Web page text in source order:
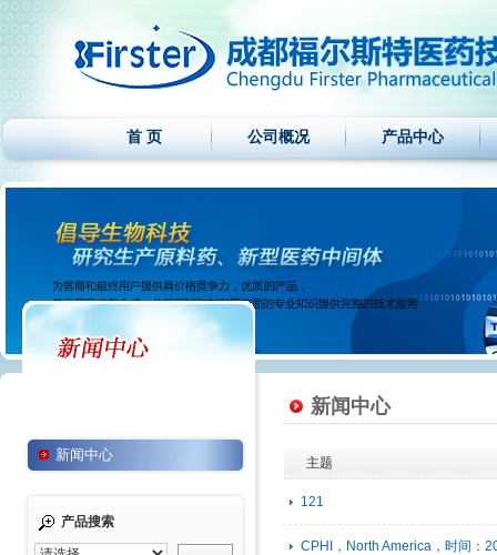
首 页 公司概况 产品中心
新闻中心
产品搜索
新闻中心
主题
121
CPHI，North America，时间：